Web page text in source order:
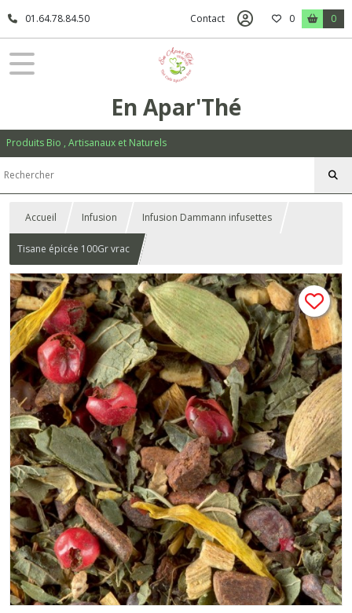
01.64.78.84.50 Contact 0 0
En Apar'Thé
Produits Bio , Artisanaux et Naturels
Accueil Infusion Infusion Dammann infusettes
Tisane épicée 100Gr vrac